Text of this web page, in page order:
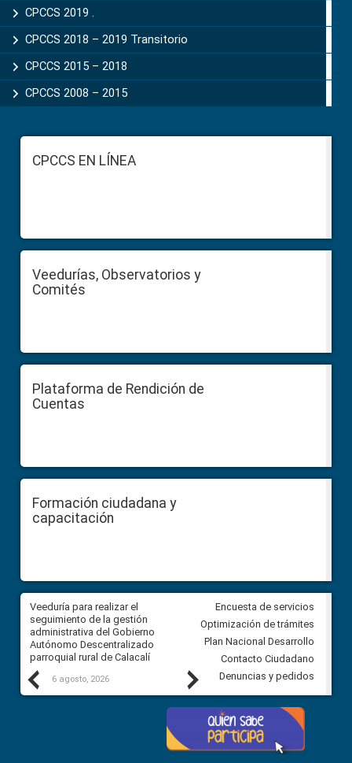
CPCCS 2019 .
CPCCS 2018 – 2019 Transitorio
CPCCS 2015 – 2018
CPCCS 2008 – 2015
FooterCPCCS EN LÍNEA
Veedurías, Observatorios y
Comités
Plataforma de Rendición de
Cuentas
Formación ciudadana y
capacitación
Previous
Veeduría para realizar el
seguimiento de la gestión
administrativa del Gobierno
Autónomo Descentralizado
parroquial rural de Calacalí
6 agosto, 2026
Veeduría para vigilar los
derivados de la Audiencia
comunidad Urbina, parroquia
Carolina
5 agosto, 2026
Next
Encuesta de servicios
Optimización de trámites
Plan Nacional Desarrollo
Contacto Ciudadano
Denuncias y pedidos